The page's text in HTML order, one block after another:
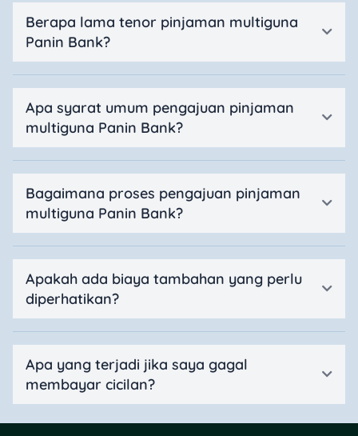
Berapa lama tenor pinjaman multiguna
Panin Bank?
Apa syarat umum pengajuan pinjaman
multiguna Panin Bank?
Bagaimana proses pengajuan pinjaman
multiguna Panin Bank?
Apakah ada biaya tambahan yang perlu
diperhatikan?
Apa yang terjadi jika saya gagal
membayar cicilan?